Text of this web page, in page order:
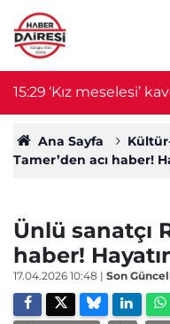
15:29 ‘Kız meselesi’
tekme, yumruk
Ana Sayfa
Tamer’den acı haber!
Ünlü sanatçı
haber!
17.04.2026 10:48 | Son